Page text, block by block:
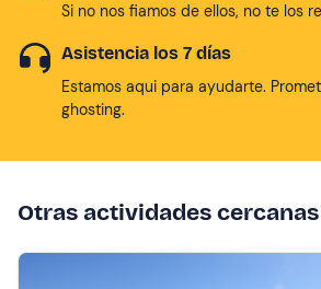
Si no nos fiamos de ellos, no te los
Asistencia los 7 días
Estamos aqui para ayudarte.
ghosting.
Otras actividades cercanas